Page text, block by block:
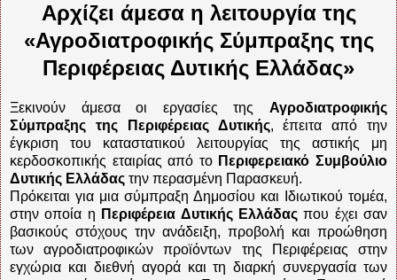
Αρχίζει άμεσα η λειτουργία της
«Αγροδιατροφικής Σύμπραξης της
Περιφέρειας Δυτικής Ελλάδας»
Ξεκινούν άμεσα οι εργασίες της Αγροδιατροφικής
Σύμπραξης της Περιφέρειας Δυτικής, έπειτα από την
έγκριση του καταστατικού λειτουργίας της αστικής μη
κερδοσκοπικής εταιρίας από το Περιφερειακό Συμβούλιο
Δυτικής Ελλάδας την περασμένη Παρασκευή.
Πρόκειται για μια σύμπραξη Δημοσίου και Ιδιωτικού τομέα,
στην οποία η Περιφέρεια Δυτικής Ελλάδαςπου έχει σαν
βασικούς στόχους την ανάδειξη, προβολή και προώθηση
των αγροδιατροφικών προϊόντων της Περιφέρειας στην
εγχώρια και διεθνή αγορά και τη διαρκή συνεργασία των